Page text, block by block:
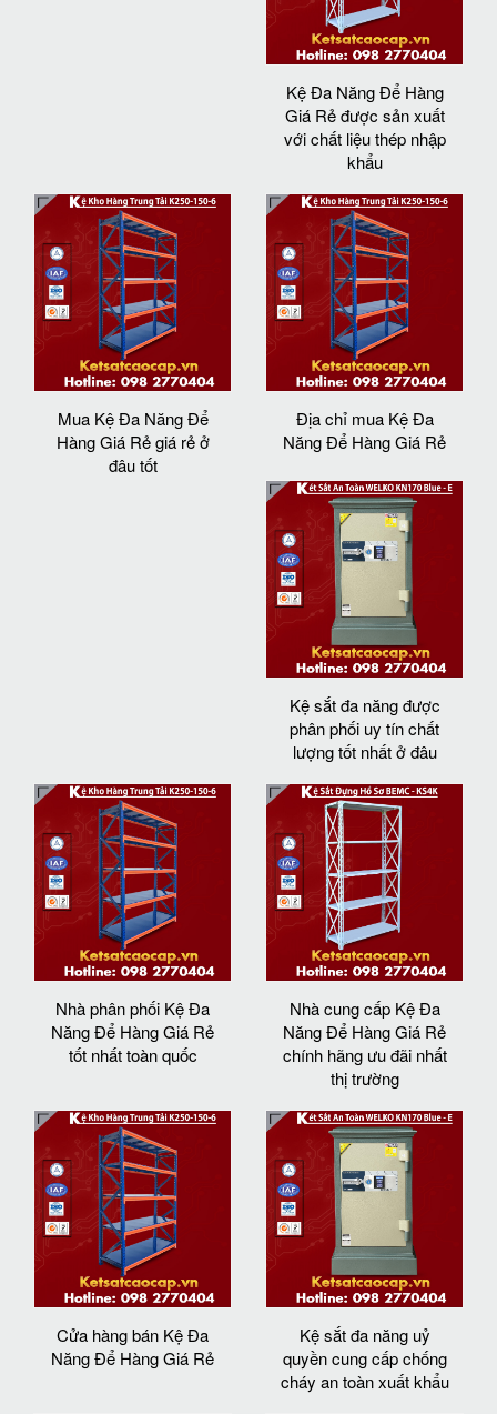
Kệ Đa Năng Để Hàng
Giá Rẻ được sản xuất
với chất liệu thép nhập
khẩu
Mua Kệ Đa Năng Để
Hàng Giá Rẻ giá rẻ ở
đâu tốt
Địa chỉ mua Kệ Đa
Năng Để Hàng Giá Rẻ
Kệ sắt đa năng được
phân phối uy tín chất
lượng tốt nhất ở đâu
Nhà phân phối Kệ Đa
Năng Để Hàng Giá Rẻ
tốt nhất toàn quốc
Nhà cung cấp Kệ Đa
Năng Để Hàng Giá Rẻ
chính hãng ưu đãi nhất
thị trường
Cửa hàng bán Kệ Đa
Năng Để Hàng Giá Rẻ
Kệ sắt đa năng uỷ
quyền cung cấp chống
cháy an toàn xuất khẩu